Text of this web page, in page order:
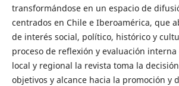
transformándose en un espacio de
centrados en Chile e Iberoamérica, que
de interés social, político, histórico y
proceso de reflexión y evaluación
local y regional la revista toma la
objetivos y alcance hacia la promoción y